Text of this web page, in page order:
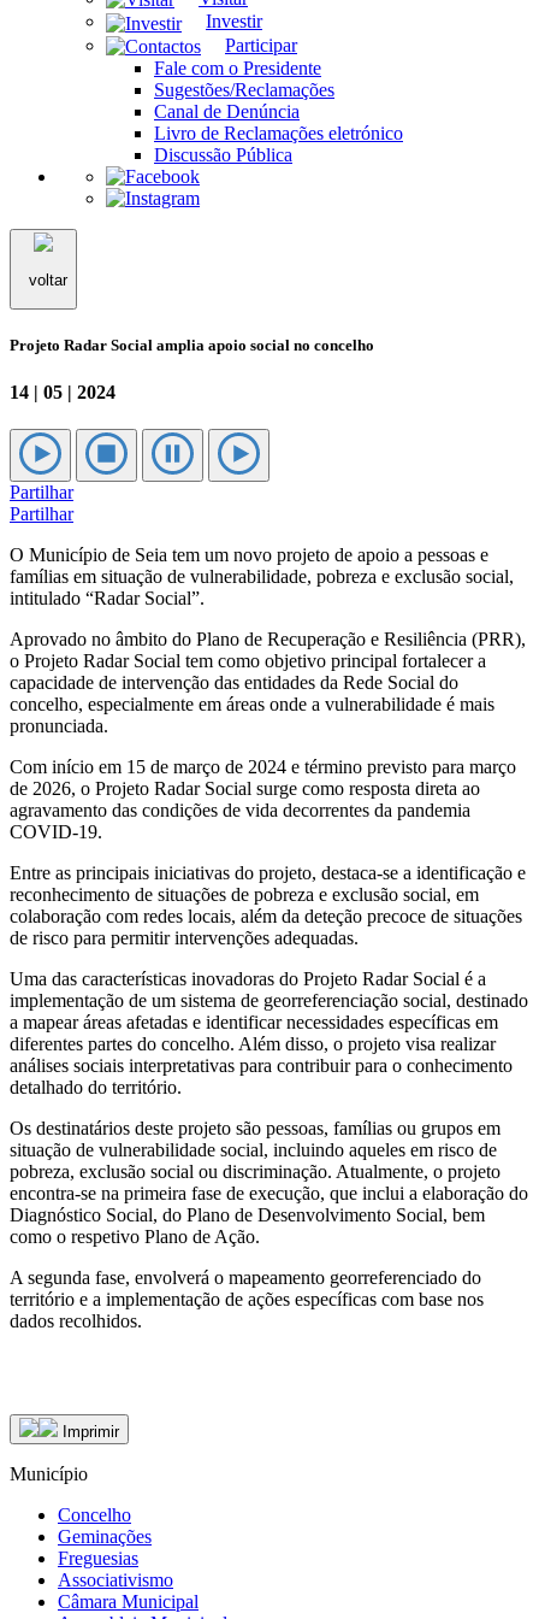
Investir
Participar
Fale com o Presidente
Sugestões/Reclamações
Canal de Denúncia
Livro de Reclamações eletrónico
Discussão Pública
voltar
Projeto Radar Social amplia apoio social no concelho
14 | 05 | 2024
Partilhar
Partilhar
O Município de Seia tem um novo projeto de apoio a pessoas e
famílias em situação de vulnerabilidade, pobreza e exclusão social,
intitulado “Radar Social”.
Aprovado no âmbito do Plano de Recuperação e Resiliência (PRR),
o Projeto Radar Social tem como objetivo principal fortalecer a
capacidade de intervenção das entidades da Rede Social do
concelho, especialmente em áreas onde a vulnerabilidade é mais
pronunciada.
Com início em 15 de março de 2024 e término previsto para março
de 2026, o Projeto Radar Social surge como resposta direta ao
agravamento das condições de vida decorrentes da pandemia
COVID-19.
Entre as principais iniciativas do projeto, destaca-se a identificação e
reconhecimento de situações de pobreza e exclusão social, em
colaboração com redes locais, além da deteção precoce de situações
de risco para permitir intervenções adequadas.
Uma das características inovadoras do Projeto Radar Social é a
implementação de um sistema de georreferenciação social, destinado
a mapear áreas afetadas e identificar necessidades específicas em
diferentes partes do concelho. Além disso, o projeto visa realizar
análises sociais interpretativas para contribuir para o conhecimento
detalhado do território.
Os destinatários deste projeto são pessoas, famílias ou grupos em
situação de vulnerabilidade social, incluindo aqueles em risco de
pobreza, exclusão social ou discriminação. Atualmente, o projeto
encontra-se na primeira fase de execução, que inclui a elaboração do
Diagnóstico Social, do Plano de Desenvolvimento Social, bem
como o respetivo Plano de Ação.
A segunda fase, envolverá o mapeamento georreferenciado do
território e a implementação de ações específicas com base nos
dados recolhidos.
Imprimir
Município
Concelho
Geminações
Freguesias
Associativismo
Câmara Municipal